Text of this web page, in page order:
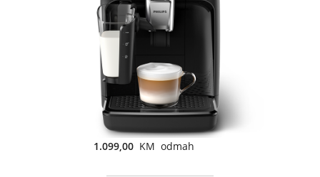
1.099,00 KM odmah